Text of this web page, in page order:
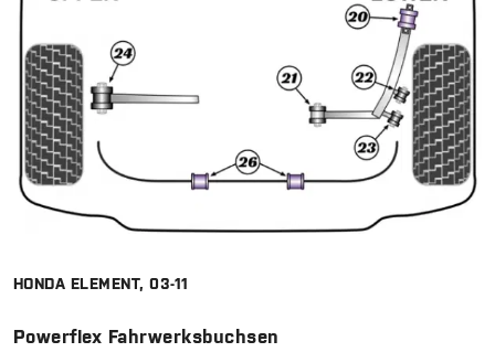
HONDA ELEMENT, 03-11
Powerflex Fahrwerksbuchsen